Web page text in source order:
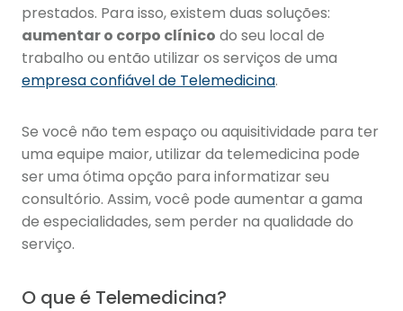
prestados. Para isso, existem duas soluções:
aumentar o corpo clínico do seu local de
trabalho ou então utilizar os serviços de uma
empresa confiável de Telemedicina.
Se você não tem espaço ou aquisitividade para ter
uma equipe maior, utilizar da telemedicina pode
ser uma ótima opção para informatizar seu
consultório. Assim, você pode aumentar a gama
de especialidades, sem perder na qualidade do
serviço.
O que é Telemedicina?